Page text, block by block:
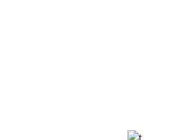
熊本地震義援金について